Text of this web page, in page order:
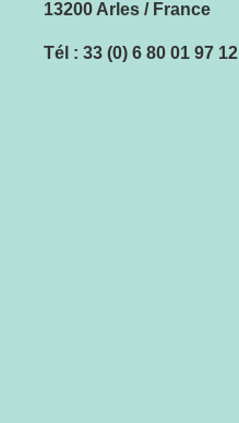
13200 Arles / France
Tél : 33 (0) 6 80 01 97 12